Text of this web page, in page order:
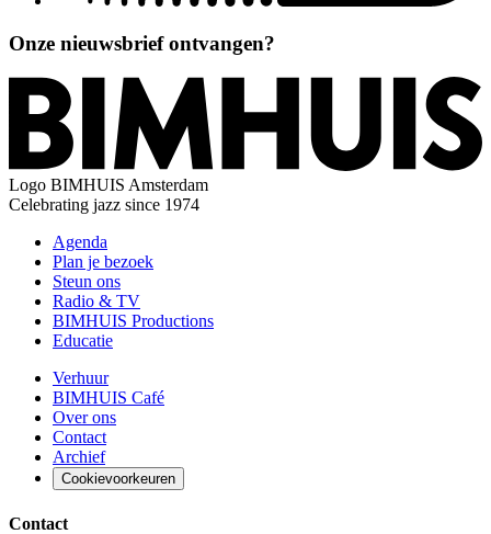
Onze nieuwsbrief ontvangen?
Logo BIMHUIS Amsterdam
Celebrating jazz since 1974
Agenda
Plan je bezoek
Steun ons
Radio & TV
BIMHUIS Productions
Educatie
Verhuur
BIMHUIS Café
Over ons
Contact
Archief
Cookievoorkeuren
Contact